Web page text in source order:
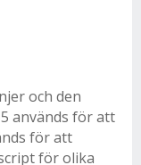
och den
används för att
för att
för olika